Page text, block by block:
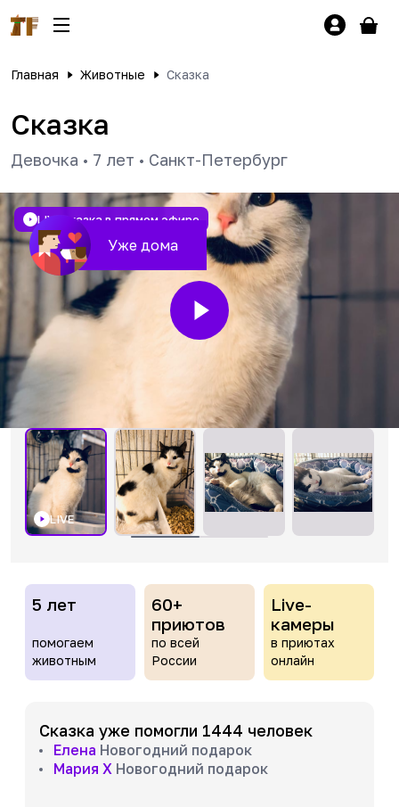
Главная Животные Сказка
Сказка
Девочка • 7 лет • Санкт-Петербург
Уже дома
LIVE Сказка в прямом эфире
LIVE
5 лет
помогаем
животным
60+
приютов
по всей
России
Live-
камеры
в приютах
онлайн
Сказка уже помогли 1444 человек
Елена Новогодний подарок
Мария Х Новогодний подарок